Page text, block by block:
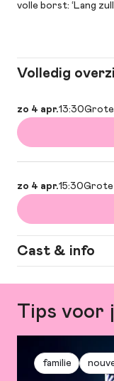
volle borst: ‘Lang
Volledig
zo 4 apr.13:30Grote
zo 4 apr.15:30Grote
Cast & info
Muziek Erik
Regie
Meer
Tips voor
familie